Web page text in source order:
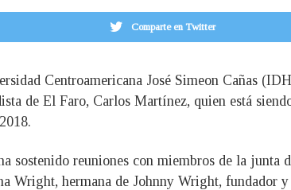
Comparte en Twitter
Centroamericana José Simeon Cañas
de El Faro, Carlos Martínez, quien está
sostenido reuniones con miembros de la junta
hermana de Johnny Wright, fundador